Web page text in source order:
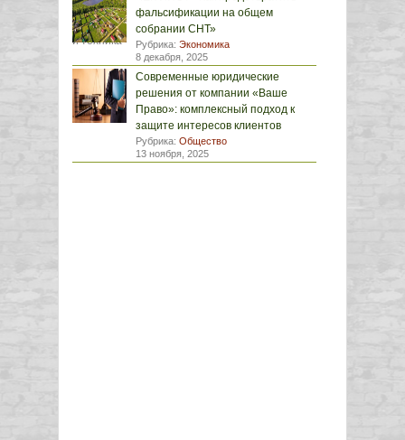
фальсификации на общем
собрании СНТ»
Рубрика: Экономика
8 декабря, 2025
Современные юридические
решения от компании «Ваше
Право»: комплексный подход к
защите интересов клиентов
Рубрика: Общество
13 ноября, 2025